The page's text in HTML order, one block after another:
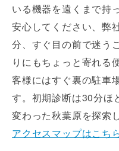
いる機器を遠くまで持
安心してください、弊
分、すぐ目の前で迷う
りにもちょっと寄れる
客様にはすぐ裏の駐車
す。初期診断は30分ほ
変わった秋葉原を探索
アクセスマップはこち